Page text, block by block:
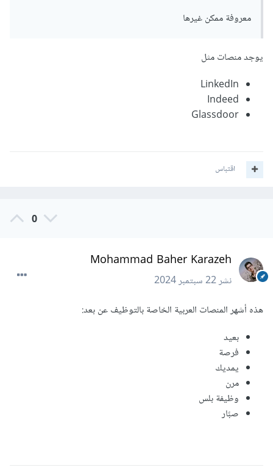
معروفة ممكن غيرها
يوجد منصات مثل
LinkedIn
Indeed
Glassdoor
اقتباس
0
Mohammad Baher Karazeh
نشر22 سبتمبر 2024
هذه أشهر المنصات العربية الخاصة بالتوظيف عن بعد:
بعيد
فرصة
يمديك
مرن
وظيفة بلس
صبًار